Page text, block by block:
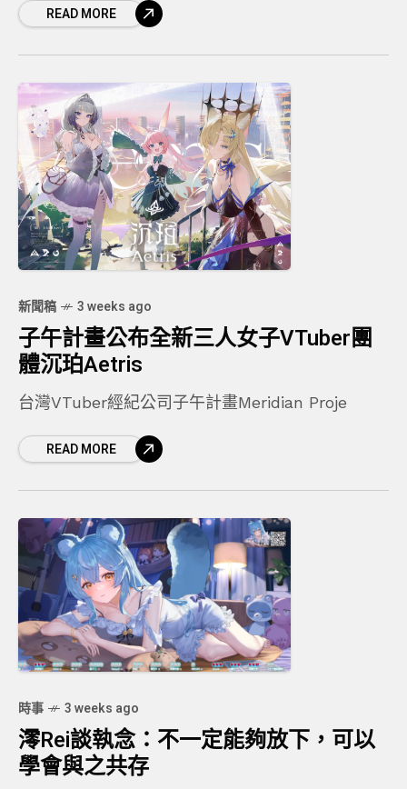
READ MORE
新聞稿 3 weeks ago
子午計畫公布全新三人女子VTuber團
體沉珀Aetris
台灣VTuber經紀公司子午計畫Meridian Proje
READ MORE
時事 3 weeks ago
澪Rei談執念：不一定能夠放下，可以
學會與之共存